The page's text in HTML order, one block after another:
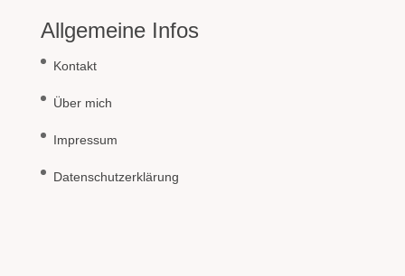
Allgemeine Infos
Kontakt
Über mich
Impressum
Datenschutzerklärung